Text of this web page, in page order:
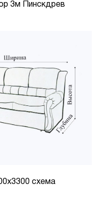
3м Пинскдрев
схема